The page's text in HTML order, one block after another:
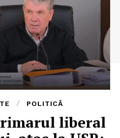
POLITICĂ
liberal